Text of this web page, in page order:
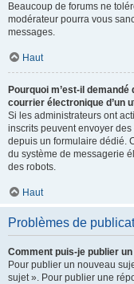
Beaucoup de forums ne
modérateur pourra vous
messages.
Haut
Pourquoi m’est-il
courrier électronique d’un
Si les administrateurs ont
inscrits peuvent envoyer
depuis un formulaire dédié.
du système de messagerie
des robots.
Haut
Problèmes de
Comment puis-je publier
Pour publier un nouveau
sujet ». Pour publier une